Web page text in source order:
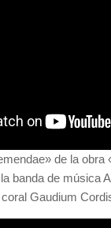
de la obra
banda de música
Gaudium